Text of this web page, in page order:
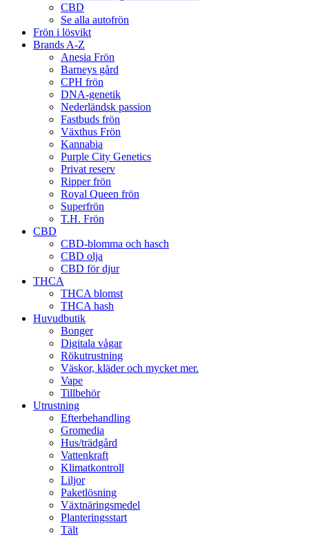
CBD
Se alla autofrön
Frön i lösvikt
Brands A-Z
Anesia Frön
Barneys gård
CPH frön
DNA-genetik
Nederländsk passion
Fastbuds frön
Växthus Frön
Kannabia
Purple City Genetics
Privat reserv
Ripper frön
Royal Queen frön
Superfrön
T.H. Frön
CBD
CBD-blomma och hasch
CBD olja
CBD för djur
THCA
THCA blomst
THCA hash
Huvudbutik
Bonger
Digitala vågar
Rökutrustning
Väskor, kläder och mycket mer.
Vape
Tillbehör
Utrustning
Efterbehandling
Gromedia
Hus/trädgård
Vattenkraft
Klimatkontroll
Liljor
Paketlösning
Växtnäringsmedel
Planteringsstart
Tält